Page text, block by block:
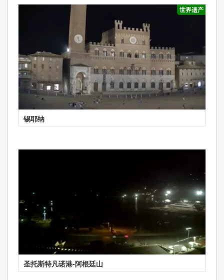
世界遗产
锡耶纳
圣托斯特凡诺港-阿根廷山